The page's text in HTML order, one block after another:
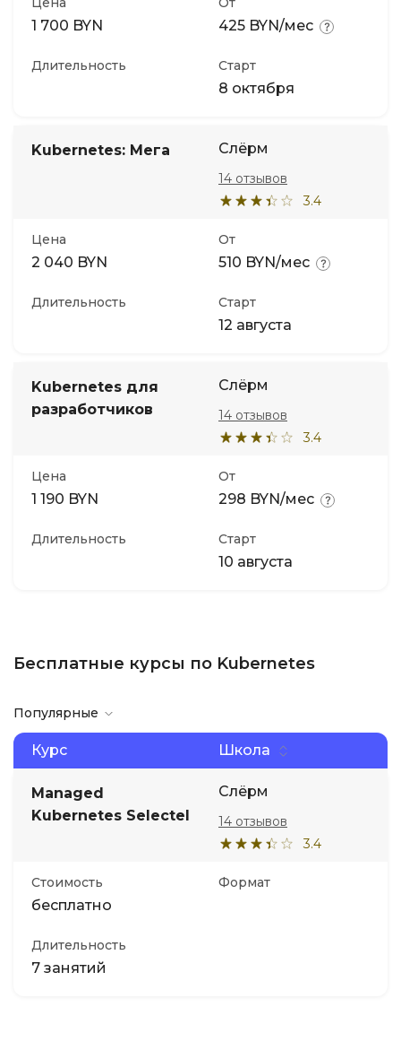
1 700 BYN 425 BYN/мес
Длительность Старт
8 октября
Kubernetes: Мега Слёрм
3.4
14 отзывов
Цена
2 040 BYN
От
510 BYN/мес
Длительность Старт
12 августа
Kubernetes для
разработчиков
Слёрм
3.4
14 отзывов
Цена
1 190 BYN
От
298 BYN/мес
Длительность Старт
10 августа
Бесплатные курсы по Kubernetes
Популярные
Курс Школа
Managed
Kubernetes Selectel
Слёрм
3.4
14 отзывов
Стоимость
бесплатно
Формат
Длительность
7 занятий